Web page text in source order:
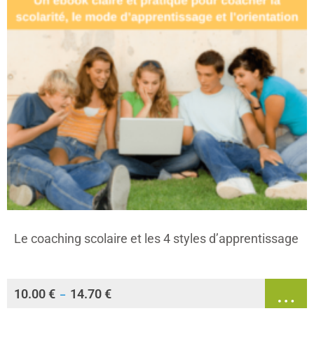
Le coaching scolaire et les 4 styles d’apprentissage
10.00€ – 14.70€